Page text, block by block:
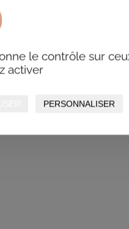
Glee
le contrôle sur
activer
PERSONNALISER